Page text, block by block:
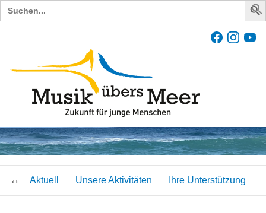
Search
for:
Aktuell Unsere Aktivitäten Ihre Unterstützung